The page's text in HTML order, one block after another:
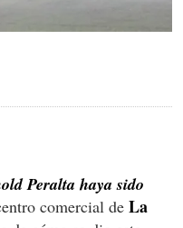
Peralta haya sido
comercial de La